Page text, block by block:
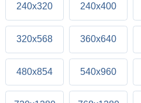
240x320 240x400
320x568 360x640
480x854 540x960